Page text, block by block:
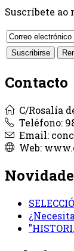
Suscríbete ao
Contacto
C/Rosalía
Teléfono:
Email:
Web: